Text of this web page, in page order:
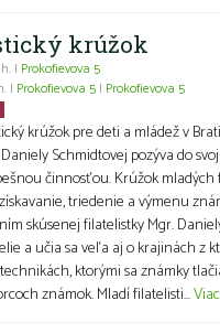
krúžok
| Prokofievova 5
| Prokofievova 5 | Prokofievova 5
krúžok pre deti a mládež v
Schmidtovej pozýva do
činnosťou. Krúžok mladých
triedenie a výmenu
skúsenej filatelistky Mgr.
a učia sa veľa aj o krajinách z
ktorými sa známky
známok. Mladí filatelisti...Viac